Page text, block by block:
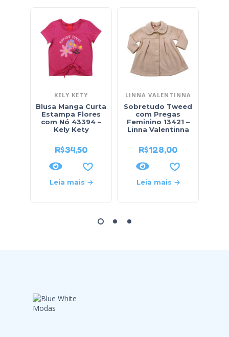
KELY KETY
Blusa Manga Curta
Estampa Flores
com Nó 43394 –
Kely Kety
R$34,50
Leia mais
LINNA VALENTINNA
Sobretudo Tweed
com Pregas
Feminino 13421 –
Linna Valentinna
R$128,00
Leia mais